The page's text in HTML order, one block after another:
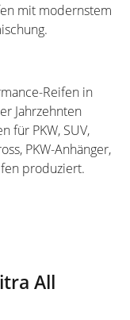
mit modernstem
Reifen in
Jahrzehnten
für PKW, SUV,
PKW-Anhänger,
produziert.
All